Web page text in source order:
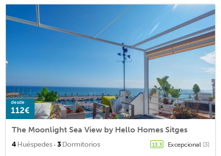
desde
112€
The Moonlight Sea View by Hello Homes Sitges
4Huéspedes · 3Dormitorios 13,3 Excepcional (3)